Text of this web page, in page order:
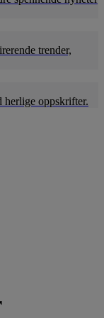
trender,
herlige oppskrifter.